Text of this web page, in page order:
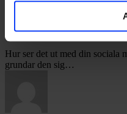
GUIDE Tips
sociala
medier-
strategi
Tips till din sociala
Hur ser det ut med din sociala
grundar den sig…